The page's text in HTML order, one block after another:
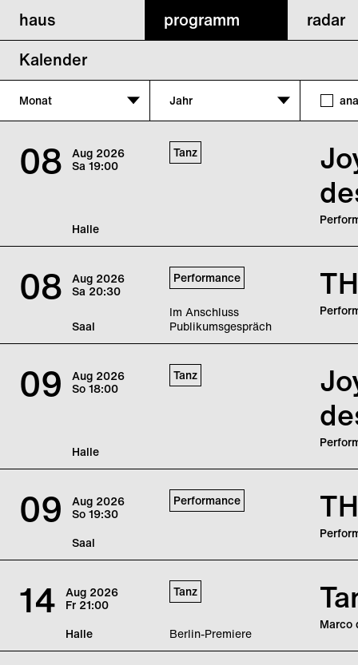
haus programm radar
Kalender
Monat Jahr
08 Aug 2026
Sa19:00
Halle
Tanz
tried.
08 Aug 2026
Sa 20:30
Saal
Performance
Im Anschluss
Publikumsgespräch
09 Aug 2026
So18:00
Halle
Tanz
tried.
09 Aug 2026
So19:30
Saal
Performance
14 Aug 2026
Fr 21:00
Halle
Tanz
Berlin-Premiere
Marco